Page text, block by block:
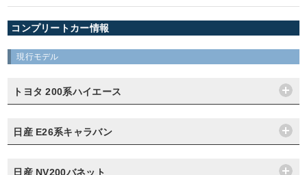
コンプリートカー情報
現行モデル
トヨタ 200系ハイエース
日産 E26系キャラバン
日産 NV200バネット